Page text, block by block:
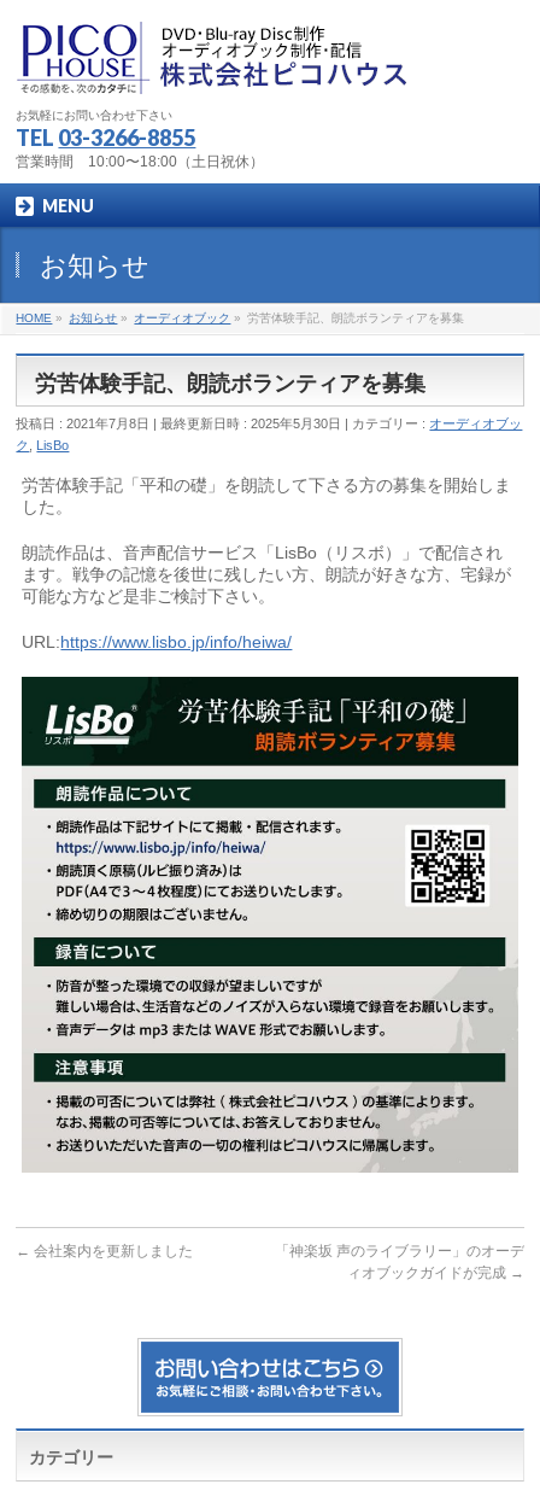
お気軽にお問い合わせ下さい
TEL 03-3266-8855
営業時間 10:00〜18:00（土日祝休）
MENU
お知らせ
HOME » お知らせ » オーディオブック » 労苦体験手記、朗読ボランティアを募集
労苦体験手記、朗読ボランティアを募集
投稿日 : 2021年7月8日 最終更新日時 : 2025年5月30日 カテゴリー : オーディオブッ
ク
LisBo
労苦体験手記「平和の礎」を朗読して下さる方の募集を開始しま
した。
朗読作品は、音声配信サービス「LisBo（リスボ）」で配信され
ます。戦争の記憶を後世に残したい方、朗読が好きな方、宅録が
可能な方など是非ご検討下さい。
URL:https://www.lisbo.jp/info/heiwa/
← 会社案内を更新しました
「神楽坂 声のライブラリー」のオーデ
ィオブックガイドが完成 →
カテゴリー